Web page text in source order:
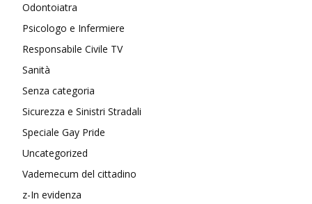
Odontoiatra
Psicologo e Infermiere
Responsabile Civile TV
Sanità
Senza categoria
Sicurezza e Sinistri Stradali
Speciale Gay Pride
Uncategorized
Vademecum del cittadino
z-In evidenza